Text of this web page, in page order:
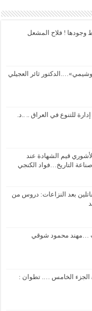
وجودها ! فلاح المشعل
ثائر العجيلي
للتنوع في العراق .. ..د.
قيم الشهادة عند
التاريخ…فواد الكنجي
بعد النزاعات: دروس من
…مهند محمود شوقي
الجزء الخامس …. تطوان :